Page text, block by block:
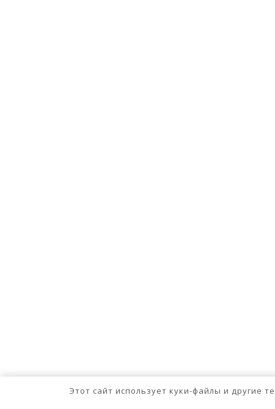
Этот сайт использует куки-файлы и другие